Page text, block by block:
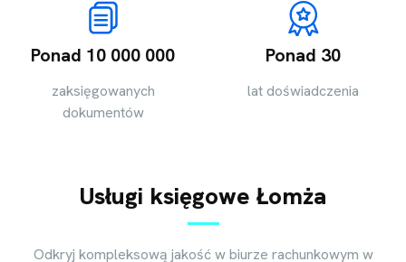
Ponad 10 000 000
zaksięgowanych
dokumentów
Ponad 30
lat doświadczenia
Usługi księgowe Łomża
Odkryj kompleksową jakość w biurze rachunkowym w